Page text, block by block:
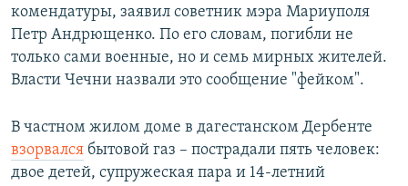
комендатуры, заявил советник мэра Мариуполя
Петр Андрющенко. По его словам, погибли не
только сами военные, но и семь мирных жителей.
Власти Чечни назвали это сообщение "фейком".
В частном жилом доме в дагестанском Дербенте
взорвался бытовой газ – пострадали пять человек:
двое детей, супружеская пара и 14-летний